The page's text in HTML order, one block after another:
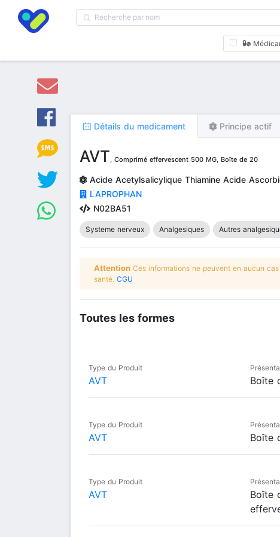
Détails du medicament Principe actif
AVT, Comprimé effervescent 500 MG, Boîte de 20
Acide Acetylsalicylique Thiamine Acide
LAPROPHAN
N02BA51
Systeme nerveux Analgesiques Autres
Attention Ces informations ne peuvent en aucun
santé. CGU
Toutes les formes
Type du Produit
AVT Boîte
Type du Produit
AVT Boîte
Type du Produit
AVT
Boîte